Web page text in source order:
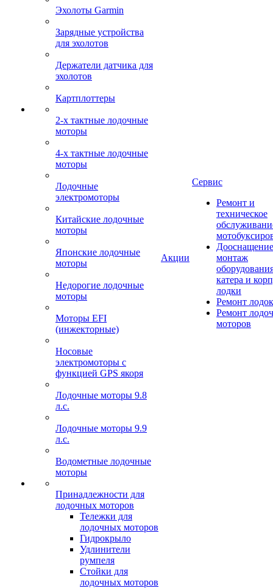
Эхолоты Garmin
Зарядные устройства
для эхолотов
Держатели датчика для
эхолотов
Картплоттеры
2-х тактные лодочные
моторы
4-х тактные лодочные
моторы
Лодочные
электромоторы
Китайские лодочные
моторы
Японские лодочные
моторы
Недорогие лодочные
моторы
Моторы EFI
(инжекторные)
Носовые
электромоторы с
функцией GPS якоря
Лодочные моторы 9.8
л.с.
Лодочные моторы 9.9
л.с.
Водометные лодочные
моторы
Принадлежности для
лодочных моторов
Тележки для
лодочных моторов
Гидрокрыло
Удлинители
румпеля
Стойки для
лодочных моторов
Акции
Сервис
Ремонт и
техническое
монтаж
катера и
лодки
Ремонт
Ремонт
моторов